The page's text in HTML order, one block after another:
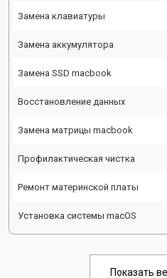
Замена клавиатуры
Замена аккумулятора
Замена SSD macbook
Восстановление данных
Замена матрицы macbook
Профилактическая чистка
Ремонт материнской платы
Установка системы macOS
Показать